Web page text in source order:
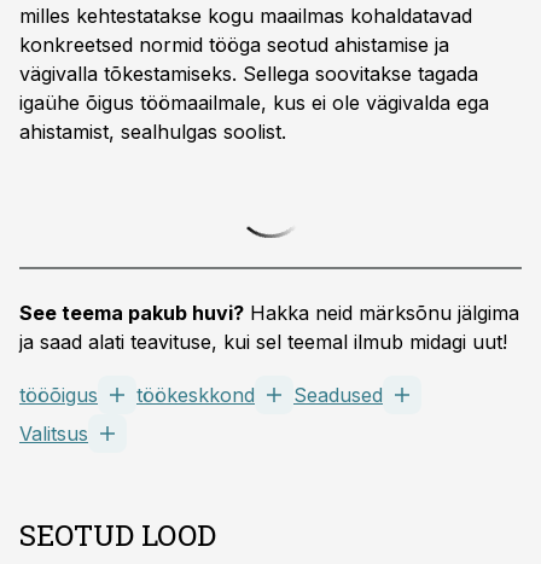
milles kehtestatakse kogu maailmas kohaldatavad
konkreetsed normid tööga seotud ahistamise ja
vägivalla tõkestamiseks. Sellega soovitakse tagada
igaühe õigus töömaailmale, kus ei ole vägivalda ega
ahistamist, sealhulgas soolist.
See teema pakub huvi? Hakka neid märksõnu jälgima
ja saad alati teavituse, kui sel teemal ilmub midagi uut!
tööõigus töökeskkond
Seadused
Valitsus
SEOTUD LOOD